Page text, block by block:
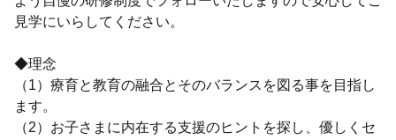
見学にいらしてください。
◆理念
（1）療育と教育の融合とそのバランスを図る事を目指し
ます。
（2）お子さまに内在する支援のヒントを探し、優しくセ